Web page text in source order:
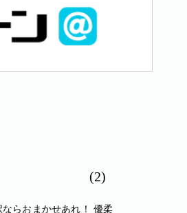
(2)
らおまかせあれ！ 優柔